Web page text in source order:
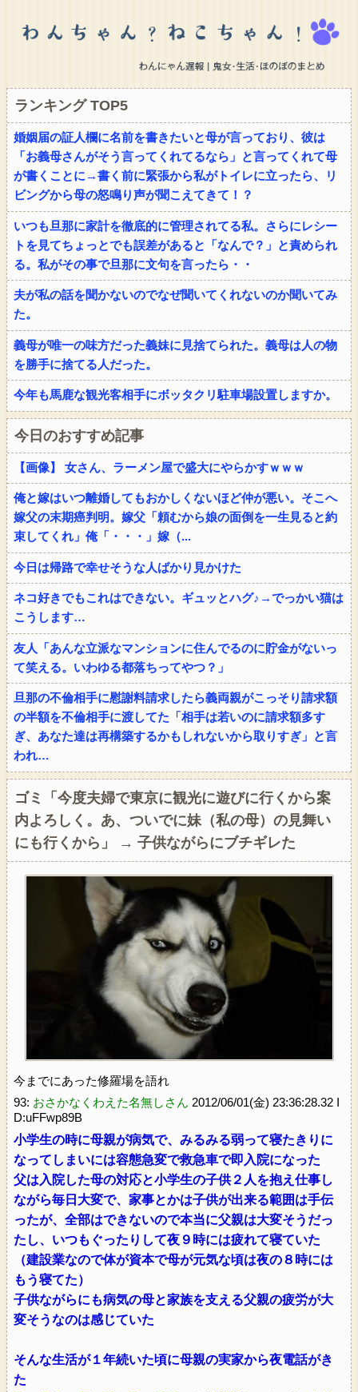
ランキング TOP5
婚姻届の証人欄に名前を書きたいと母が言っており、彼は
「お義母さんがそう言ってくれてるなら」と言ってくれて母
が書くことに→書く前に緊張から私がトイレに立ったら、リ
ビングから母の怒鳴り声が聞こえてきて！？
いつも旦那に家計を徹底的に管理されてる私。さらにレシー
トを見てちょっとでも誤差があると「なんで？」と責められ
る。私がその事で旦那に文句を言ったら・・
夫が私の話を聞かないのでなぜ聞いてくれないのか聞いてみ
た。
義母が唯一の味方だった義妹に見捨てられた。義母は人の物
を勝手に捨てる人だった。
今年も馬鹿な観光客相手にボッタクリ駐車場設置しますか。
今日のおすすめ記事
【画像】 女さん、ラーメン屋で盛大にやらかすｗｗｗ
俺と嫁はいつ離婚してもおかしくないほど仲が悪い。そこへ
嫁父の末期癌判明。嫁父「頼むから娘の面倒を一生見ると約
束してくれ」俺「・・・」嫁（...
今日は帰路で幸せそうな人ばかり見かけた
ネコ好きでもこれはできない。ギュッとハグ♪→でっかい猫は
こうします…
友人「あんな立派なマンションに住んでるのに貯金がないっ
て笑える。いわゆる都落ちってやつ？」
旦那の不倫相手に慰謝料請求したら義両親がこっそり請求額
の半額を不倫相手に渡してた「相手は若いのに請求額多す
ぎ、あなた達は再構築するかもしれないから取りすぎ」と言
われ…
ゴミ「今度夫婦で東京に観光に遊びに行くから案
内よろしく。あ、ついでに妹（私の母）の見舞い
にも行くから」 → 子供ながらにブチギレた
今までにあった修羅場を語れ
93: おさかなくわえた名無しさん 2012/06/01(金) 23:36:28.32 I
D:uFFwp89B
小学生の時に母親が病気で、みるみる弱って寝たきりに
なってしまいには容態急変で救急車で即入院になった
父は入院した母の対応と小学生の子供２人を抱え仕事し
ながら毎日大変で、家事とかは子供が出来る範囲は手伝
ったが、全部はできないので本当に父親は大変そうだっ
たし、いつもぐったりして夜９時には疲れて寝ていた
（建設業なので体が資本で母が元気な頃は夜の８時には
もう寝てた）
子供ながらにも病気の母と家族を支える父親の疲労が大
変そうなのは感じていた
そんな生活が１年続いた頃に母親の実家から夜電話がき
た